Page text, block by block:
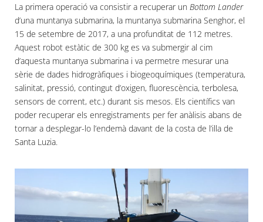
La primera operació va consistir a recuperar un Bottom Lander
d’una muntanya submarina, la muntanya submarina Senghor, el
15 de setembre de 2017, a una profunditat de 112 metres.
Aquest robot estàtic de 300 kg es va submergir al cim
d’aquesta muntanya submarina i va permetre mesurar una
sèrie de dades hidrogràfiques i biogeoquímiques (temperatura,
salinitat, pressió, contingut d’oxigen, fluorescència, terbolesa,
sensors de corrent, etc.) durant sis mesos. Els científics van
poder recuperar els enregistraments per fer anàlisis abans de
tornar a desplegar-lo l’endemà davant de la costa de l’illa de
Santa Luzia.